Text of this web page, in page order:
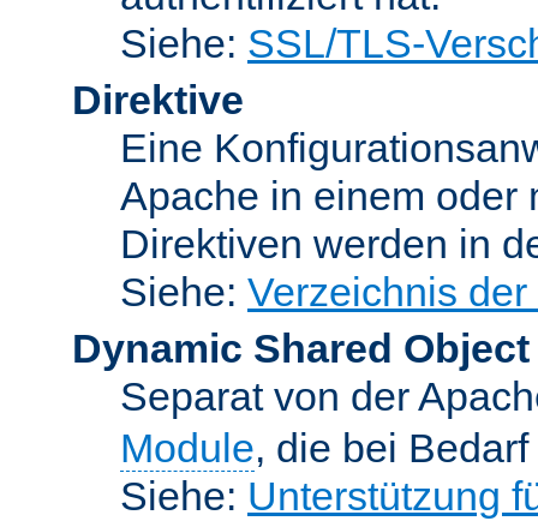
Siehe: SSL/TLS-
Direktive
Eine
Apache in einem oder
Direktiven werden in
Siehe: Verzeichnis
Dynamic Shared Object
Separat von der
Module, die bei
Siehe: Unterstützung